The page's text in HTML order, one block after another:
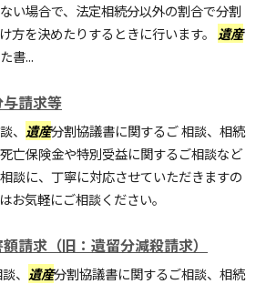
い場合で、法定相続分以外の割合で分割
方を決めたりするときに行います。 遺産
書...
請求等
、 遺産分割協議書に関するご 相談、相続
亡保険金や特別受益に関するご相談など
談に、丁寧に対応させていただきますの
お気軽にご相談ください。
請求（旧：遺留分減殺請求）
、 遺産分割協議書に関するご相談、相続